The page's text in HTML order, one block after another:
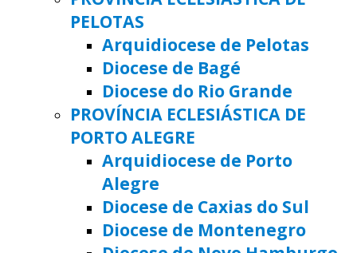
PELOTAS
Arquidiocese de Pelotas
Diocese de Bagé
Diocese do Rio Grande
PROVÍNCIA ECLESIÁSTICA DE
PORTO ALEGRE
Arquidiocese de Porto
Alegre
Diocese de Caxias do Sul
Diocese de Montenegro